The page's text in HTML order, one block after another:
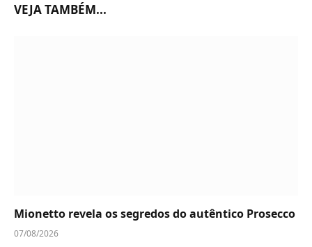
VEJA TAMBÉM...
Mionetto revela os segredos do autêntico Prosecco
07/08/2026